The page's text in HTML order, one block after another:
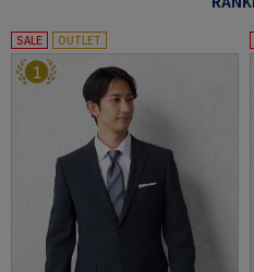
SALE OUTLET
1